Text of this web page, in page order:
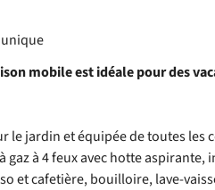
mobile est idéale pour des
le jardin et équipée de toutes les
gaz à 4 feux avec hotte
et cafetière, bouilloire, lave-